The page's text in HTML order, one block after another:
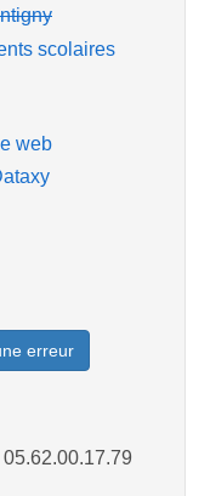
scolaires
web
erreur
05.62.00.17.79